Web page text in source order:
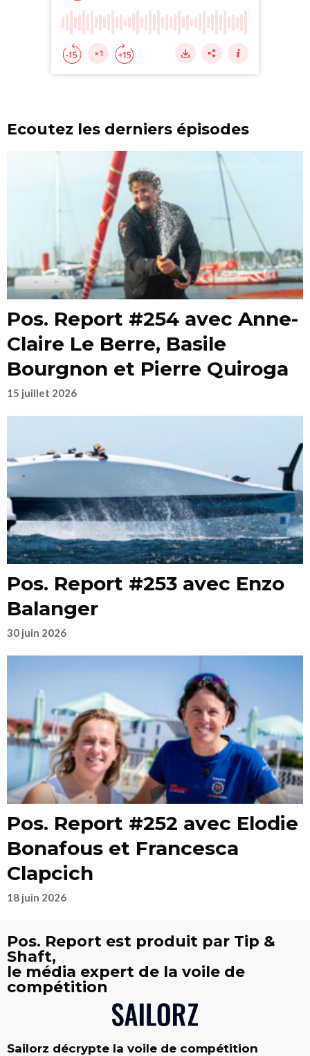
Ecoutez les derniers épisodes
Pos. Report #254 avec Anne-
Claire Le Berre, Basile
Bourgnon et Pierre Quiroga
15 juillet 2026
Pos. Report #253 avec Enzo
Balanger
30 juin 2026
Pos. Report #252 avec Elodie
Bonafous et Francesca
Clapcich
18 juin 2026
Pos. Report est produit par Tip &
Shaft,
le média expert de la voile de
compétition
Sailorz décrypte la voile de compétition